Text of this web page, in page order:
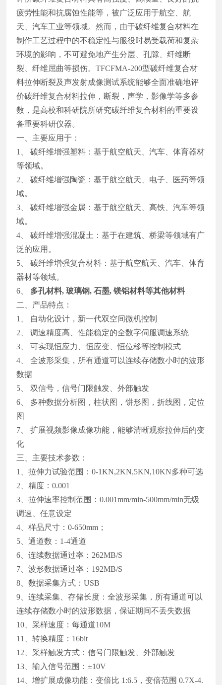
疲劳性能和抗腐蚀性能等，被广泛应用于航空、航
天、汽车工业等领域。然而，由于碳纤维复合材料在
制作工艺过程中的不稳定性与服役时易受载荷和复杂
环境的影响，不可避免地产生分层、孔隙、纤维断
裂、纤维屈曲等损伤。TFCFMA-200型碳纤维复合材
料拉伸断裂及声发射成像测试系统能够全面准确地评
价碳纤维复合材料拉伸，断裂，声学，影像学等多参
数，是高校和科研院所研究碳纤维复合材料的重要设
备重要科研仪器。
一、主要应用于：
1、 碳纤维增强塑料：基于航空航天、汽车、体育器材
等领域。
2、 碳纤维增强陶瓷：基于航空航天、电子、医药等领
域。
3、 碳纤维增强金属：基于航空航天、高铁、汽车等领
域。
4、 碳纤维增强混凝土：基于在建筑、桥梁等领域有广
泛的应用。
5、 碳纤维增强复合材料：基于航空航天、汽车、体育
器材等领域。
6、 多孔材料, 玻璃钢, 石墨, 镁铝材料等其他材料
二、产品特点：
1、 自动化设计，新一代双空间微机控制
2、 调速精度高、性能稳定的全数字伺服调速系统
3、 可实现恒应力、恒应变、恒位移等控制模式
4、 全波形采集，所有通道可以连续存储数小时的波形
数据
5、 双信号，信号门限触发、外部触发
6、 多种数据分析图，柱状图，饼形图，折线图，定位
图
7、 扩展视频影像成像功能，能够清晰观察拉伸后的变
化
三、主要技术参数：
1、拉伸力试验范围：0-1KN,2KN,5KN,10KN多种可选
2、精度：0.001
3、拉伸速率控制范围：0.001mm/min-500mm/min无级
调速、任意设定
4、样品尺寸：0-650mm；
5、通道数：1-4通道
6、连续数据通过率：262MB/S
7、波形数据通过率：192MB/S
8、数据采集方式：USB
9、连续采集、存储长度：全波形采集，所有通道可以
连续存储数小时的波形数据，保证期间不丢失数据
10、采样速度：每通道10M
11、转换精度：16bit
12、采样触发方式：信号门限触发、外部触发
13、输入信号范围：±10V
14、增扩展成像功能：变倍比 1:6.5，变倍范围 0.7X-4.